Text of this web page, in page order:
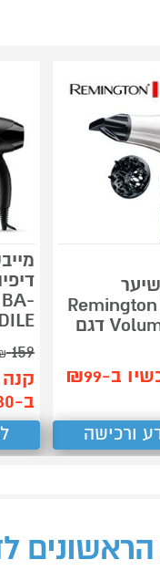
Volume 2000 דגם
ב-₪99
ורכישה
BA-
159
ב-₪130
הראשונים